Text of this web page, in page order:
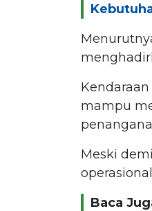
mampu
Meski
Baca